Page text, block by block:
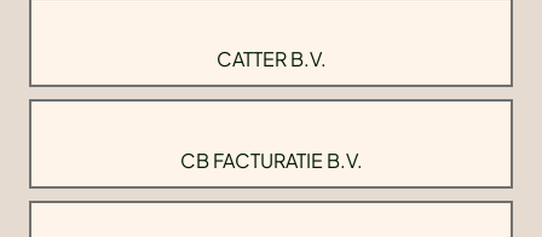
CATTER B.V.
CB FACTURATIE B.V.